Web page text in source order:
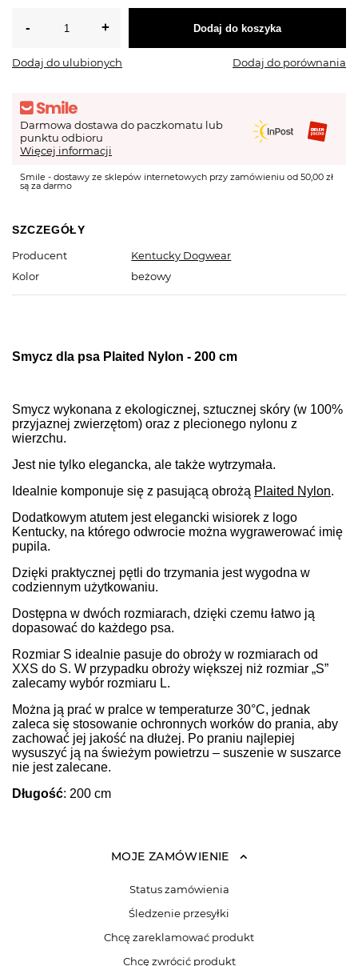
Dodaj do koszyka
Dodaj do ulubionych Dodaj do porównania
Darmowa dostawa do paczkomatu lub
punktu odbioru
Więcej informacji
Smile - dostawy ze sklepów internetowych przy zamówieniu od 50,00 zł
są za darmo
SZCZEGÓŁY
Producent
Kentucky Dogwear
Kolor
beżowy
Smycz dla psa Plaited Nylon - 200 cm
Smycz wykonana z ekologicznej, sztucznej skóry (w 100%
przyjaznej zwierzętom) oraz z plecionego nylonu z
wierzchu.
Jest nie tylko elegancka, ale także wytrzymała.
Idealnie komponuje się z pasującą obrożą Plaited Nylon.
Dodatkowym atutem jest elegancki wisiorek z logo
Kentucky, na którego odwrocie można wygrawerować imię
pupila.
Dzięki praktycznej pętli do trzymania jest wygodna w
codziennym użytkowaniu.
Dostępna w dwóch rozmiarach, dzięki czemu łatwo ją
dopasować do każdego psa.
Rozmiar S idealnie pasuje do obroży w rozmiarach od
XXS do S. W przypadku obroży większej niż rozmiar „S”
zalecamy wybór rozmiaru L.
Można ją prać w pralce w temperaturze 30°C, jednak
zaleca się stosowanie ochronnych worków do prania, aby
zachować jej jakość na dłużej. Po praniu najlepiej
wysuszyć ją na świeżym powietrzu – suszenie w suszarce
nie jest zalecane.
Długość: 200 cm
MOJE ZAMÓWIENIE
Status zamówienia
Śledzenie przesyłki
Chcę zareklamować produkt
Chcę zwrócić produkt